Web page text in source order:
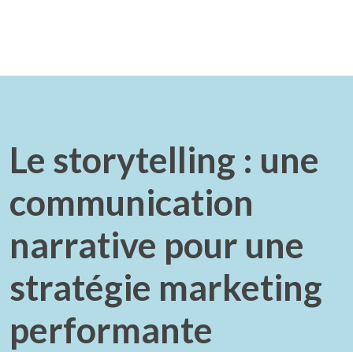
Le storytelling : une
communication
narrative pour une
stratégie marketing
performante